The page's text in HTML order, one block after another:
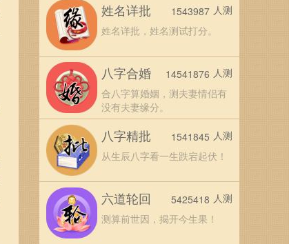
姓名详批
姓名详批，姓名测试打分。
1543987 人测
八字合婚
合八字算婚姻，测夫妻情侣有
没有夫妻缘分。
14541876 人测
八字精批
从生辰八字看一生跌宕起伏！
1541845 人测
六道轮回
测算前世因，揭开今生果！
5425418 人测